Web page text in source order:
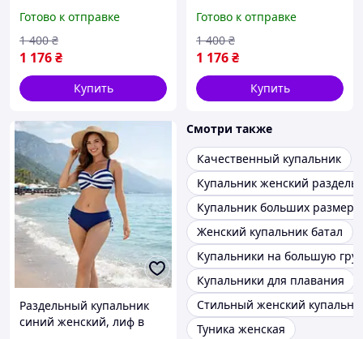
пышной груди ( D,E ),
размер 3XL
Готово к отправке
1 176₴
1 400 ₴
Купить
XL
Готово к отправке
1 176₴
1 400 ₴
Купить
Раздельный купальник
синий женский, лиф в
Смотри также
Качественный купальник
Купальник женский
Купальник больших
Женский купальник батал
Купальники на большую
Купальники для плавания
Стильный женский
Туника женская